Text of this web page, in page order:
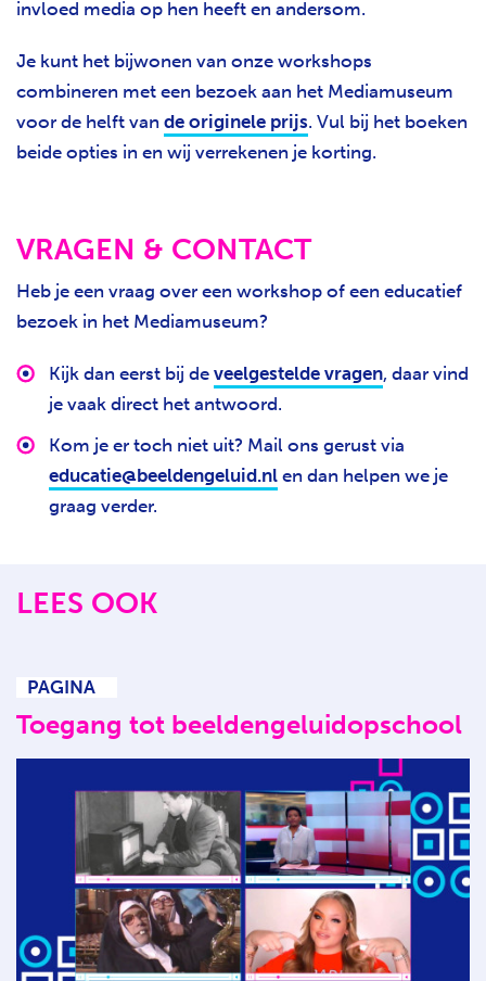
invloed media op hen heeft en andersom.
Je kunt het bijwonen van onze workshops
combineren met een bezoek aan het Mediamuseum
voor de helft van de originele prijs. Vul bij het boeken
beide opties in en wij verrekenen je korting.
VRAGEN & CONTACT
Heb je een vraag over een workshop of een educatief
bezoek in het Mediamuseum?
Kijk dan eerst bij de veelgestelde vragen, daar vind
je vaak direct het antwoord.
Kom je er toch niet uit? Mail ons gerust via
educatie@beeldengeluid.nl en dan helpen we je
graag verder.
LEES OOK
PAGINA
Toegang tot beeldengeluidopschool